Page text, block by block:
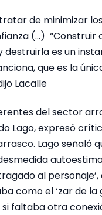
de minimizar
(…) “Construir
destruirla es un
que es la
Lacalle
del sector
Lago, expresó
Lago señaló
al personaje’,
como el ‘zar de
si faltaba otra